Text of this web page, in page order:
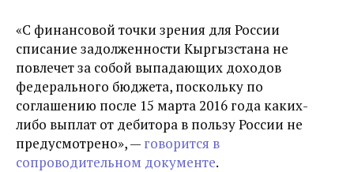
«С финансовой точки зрения для России
списание задолженности Кыргызстана не
повлечет за собой выпадающих доходов
федерального бюджета, поскольку по
соглашению после 15 марта 2016 года каких-
либо выплат от дебитора в пользу России не
предусмотрено», — говорится в
сопроводительном документе.